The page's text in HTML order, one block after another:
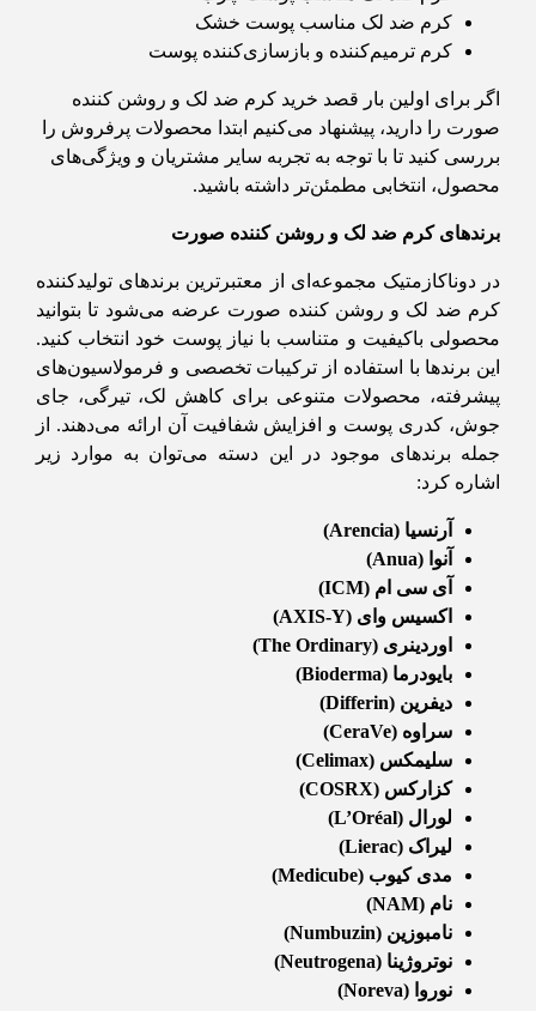
کرم ضد لک مناسب پوست خشک
کرم ترمیم‌کننده و بازسازی‌کننده پوست
اگر برای اولین بار قصد خرید کرم ضد لک و روشن کننده
صورت را دارید، پیشنهاد می‌کنیم ابتدا محصولات پرفروش را
بررسی کنید تا با توجه به تجربه سایر مشتریان و ویژگی‌های
محصول، انتخابی مطمئن‌تر داشته باشید.
برندهای کرم ضد لک و روشن کننده صورت
در دوناکازمتیک مجموعه‌ای از معتبرترین برندهای تولیدکننده
کرم ضد لک و روشن کننده صورت عرضه می‌شود تا بتوانید
محصولی باکیفیت و متناسب با نیاز پوست خود انتخاب کنید.
این برندها با استفاده از ترکیبات تخصصی و فرمولاسیون‌های
پیشرفته، محصولات متنوعی برای کاهش لک، تیرگی، جای
جوش، کدری پوست و افزایش شفافیت آن ارائه می‌دهند. از
جمله برندهای موجود در این دسته می‌توان به موارد زیر
اشاره کرد:
آرنسیا (Arencia)
آنوا (Anua)
آی سی ام (ICM)
اکسیس وای (AXIS-Y)
اوردینری (The Ordinary)
بایودرما (Bioderma)
دیفرین (Differin)
سراوه (CeraVe)
سلیمکس (Celimax)
کزارکس (COSRX)
لورال (L’Oréal)
لیراک (Lierac)
مدی کیوب (Medicube)
نام (NAM)
نامبوزین (Numbuzin)
نوتروژینا (Neutrogena)
نوروا (Noreva)